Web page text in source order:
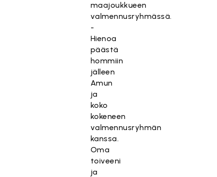
maajoukkueen
valmennusryhmässä.
-
Hienoa
päästä
hommiin
jälleen
Amun
ja
koko
kokeneen
valmennusryhmän
kanssa.
Oma
toiveeni
ja